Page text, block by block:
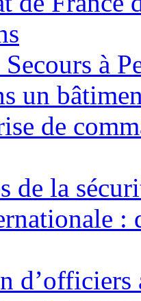
à
un
de
de la
:
d’officiers